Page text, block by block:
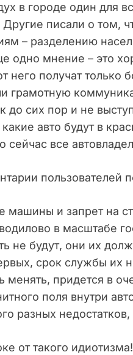
в городе один для
писали о том,
– разделению
одно мнение – это
него получат только
грамотную
до сих пор и не
авто будут в
сейчас все
пользователей
машины и запрет на
в масштабе
не будут, они их
срок службы их
менять, придется в
поля внутри
разных недостатков,
от такого